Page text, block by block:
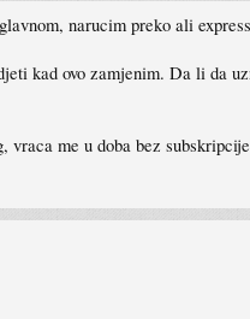
narucim preko ali
kad ovo zamjenim. Da li da
me u doba bez